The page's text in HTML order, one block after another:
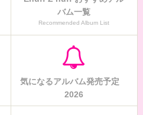
バム一覧
Recommended Album List
気になるアルバム発売予定
2026